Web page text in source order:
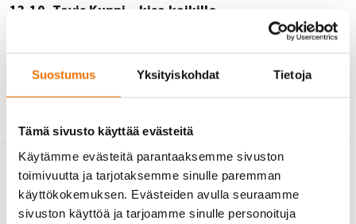
Suostumus Yksityiskohdat Tietoja
Tämä sivusto käyttää evästeitä
Käytämme evästeitä parantaaksemme sivuston
toimivuutta ja tarjotaksemme sinulle paremman
käyttökokemuksen. Evästeiden avulla seuraamme
sivuston käyttöä ja tarjoamme sinulle personoituja
13.10. Tavis Kuppi – kisa kaikille
Squash-kisat järjestetään maanantaina 13.10. klo 17 alkaen –
tervetuloa mukaan! Osallistuminen on maksutonta Hukan jäsenille ja
hvalasma@gmail.com tai whatsapp 040562037.
←TAKAISIN